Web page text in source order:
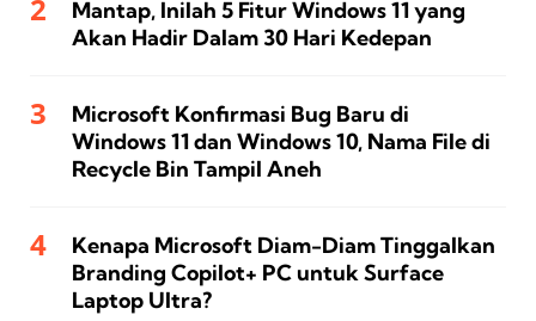
Mantap, Inilah 5 Fitur Windows 11 yang
Akan Hadir Dalam 30 Hari Kedepan
Microsoft Konfirmasi Bug Baru di
Windows 11 dan Windows 10, Nama File di
Recycle Bin Tampil Aneh
Kenapa Microsoft Diam-Diam Tinggalkan
Branding Copilot+ PC untuk Surface
Laptop Ultra?